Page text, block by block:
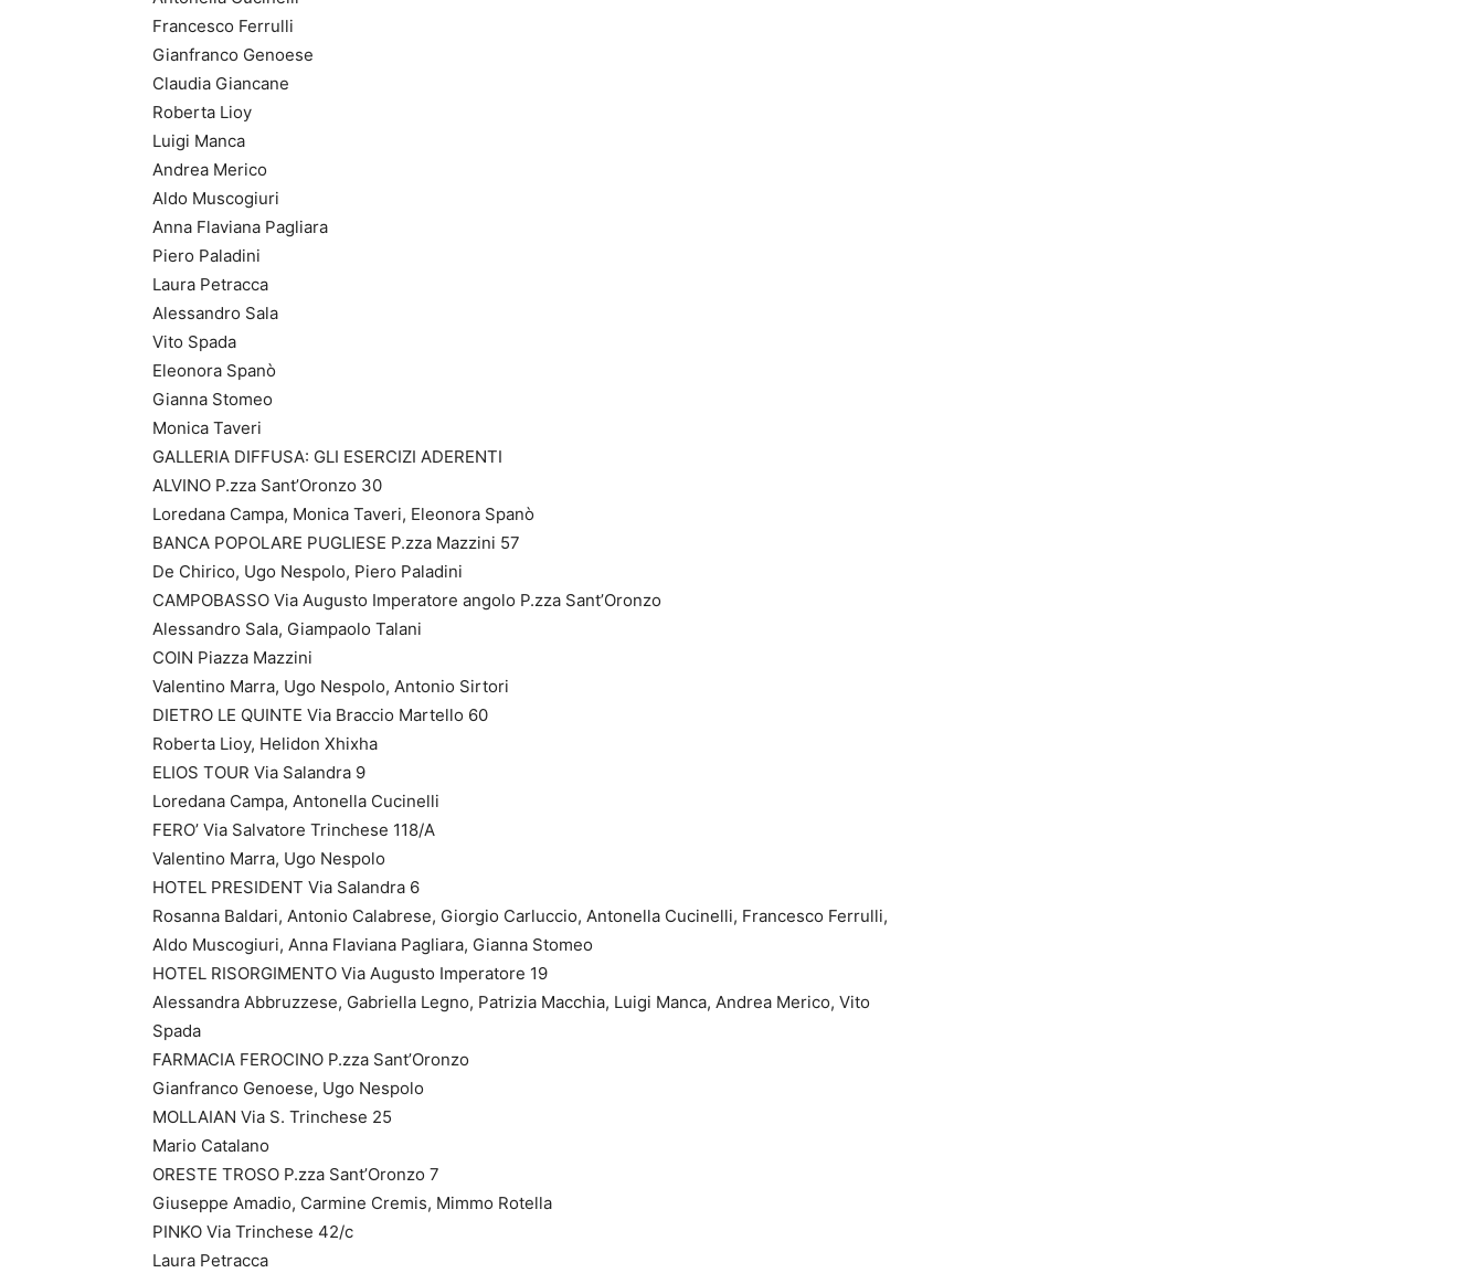
Francesco Ferrulli
Gianfranco Genoese
Claudia Giancane
Roberta Lioy
Luigi Manca
Andrea Merico
Aldo Muscogiuri
Anna Flaviana Pagliara
Piero Paladini
Laura Petracca
Alessandro Sala
Vito Spada
Eleonora Spanò
Gianna Stomeo
Monica Taveri
GALLERIA DIFFUSA: GLI ESERCIZI ADERENTI
ALVINO P.zza Sant’Oronzo 30
Loredana Campa, Monica Taveri, Eleonora Spanò
BANCA POPOLARE PUGLIESE P.zza Mazzini 57
De Chirico, Ugo Nespolo, Piero Paladini
CAMPOBASSO Via Augusto Imperatore angolo P.zza Sant’Oronzo
Alessandro Sala, Giampaolo Talani
COIN Piazza Mazzini
Valentino Marra, Ugo Nespolo, Antonio Sirtori
DIETRO LE QUINTE Via Braccio Martello 60
Roberta Lioy, Helidon Xhixha
ELIOS TOUR Via Salandra 9
Loredana Campa, Antonella Cucinelli
FERO’ Via Salvatore Trinchese 118/A
Valentino Marra, Ugo Nespolo
HOTEL PRESIDENT Via Salandra 6
Rosanna Baldari, Antonio Calabrese, Giorgio Carluccio, Antonella Cucinelli, Francesco Ferrulli,
Aldo Muscogiuri, Anna Flaviana Pagliara, Gianna Stomeo
HOTEL RISORGIMENTO Via Augusto Imperatore 19
Alessandra Abbruzzese, Gabriella Legno, Patrizia Macchia, Luigi Manca, Andrea Merico, Vito
Spada
FARMACIA FEROCINO P.zza Sant’Oronzo
Gianfranco Genoese, Ugo Nespolo
MOLLAIAN Via S. Trinchese 25
Mario Catalano
ORESTE TROSO P.zza Sant’Oronzo 7
Giuseppe Amadio, Carmine Cremis, Mimmo Rotella
PINKO Via Trinchese 42/c
Laura Petracca